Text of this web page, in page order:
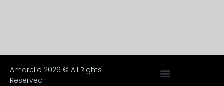
Amarello 2026 © All Rights
Reserved